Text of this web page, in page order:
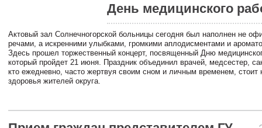
День медицинского
Актовый зал Солнечногорской больницы сегодня был наполнен не
речами, а искренними улыбками, громкими аплодисментами и
Здесь прошел торжественный концерт, посвященный Дню
который пройдет 21 июня. Праздник объединил врачей, медсестер,
кто ежедневно, часто жертвуя своим сном и личным временем, стоит
здоровья жителей округа.